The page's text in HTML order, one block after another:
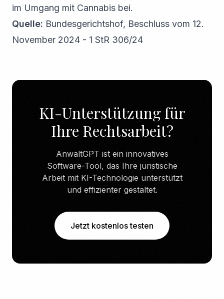
im Umgang mit Cannabis bei.
Quelle: Bundesgerichtshof, Beschluss vom 12.
November 2024 - 1 StR 306/24
KI-Unterstützung für
Ihre Rechtsarbeit?
AnwaltGPT ist ein innovatives
Software-Tool, das Ihre juristische
Arbeit mit KI-Technologie unterstützt
und effizienter gestaltet.
Jetzt kostenlos testen